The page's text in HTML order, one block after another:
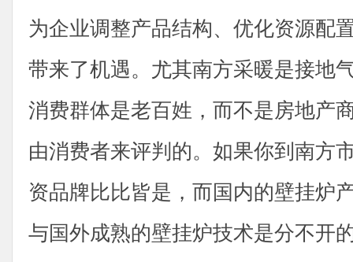
为企业调整产品结构、优化资源配
带来了机遇。尤其南方采暖是接地
消费群体是老百姓，而不是房地产
由消费者来评判的。如果你到南方
资品牌比比皆是，而国内的壁挂炉
与国外成熟的壁挂炉技术是分不开